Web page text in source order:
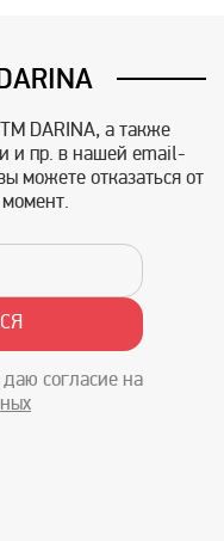
DARINA, а также
и пр. в нашей email-
можете отказаться от
согласие на